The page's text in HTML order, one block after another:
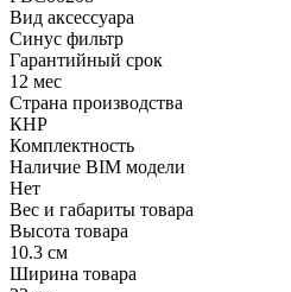
Вид аксессуара
Синус фильтр
Гарантийный срок
12 мес
Страна производства
КНР
Комплектность
Наличие BIM модели
Нет
Вес и габариты товара
Высота товара
10.3 см
Ширина товара